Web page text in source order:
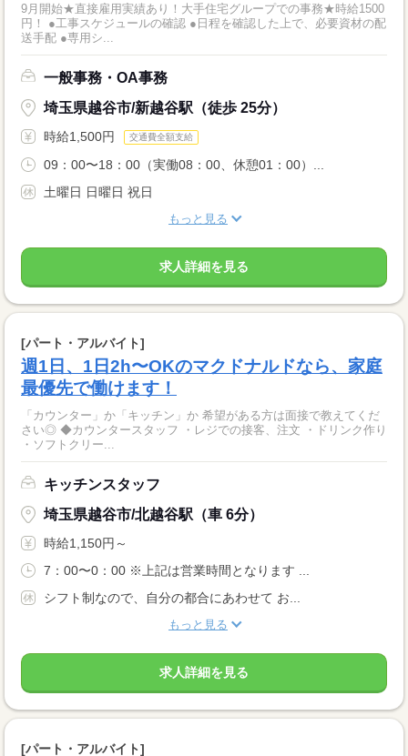
9月開始★直接雇用実績あり！大手住宅グループでの事務★時給1500
円！ ●工事スケジュールの確認 ●日程を確認した上で、必要資材の配
送手配 ●専用シ...
一般事務・OA事務
埼玉県越谷市/新越谷駅（徒歩 25分）
時給1,500円 交通費全額支給
09：00〜18：00（実働08：00、休憩01：00）...
土曜日 日曜日 祝日
もっと見る
求人詳細を見る
[パート・アルバイト]
週1日、1日2h〜OKのマクドナルドなら、家庭
最優先で働けます！
「カウンター」か「キッチン」か 希望がある方は面接で教えてくだ
さい◎ ◆カウンタースタッフ ・レジでの接客、注文 ・ドリンク作り
・ソフトクリー...
キッチンスタッフ
埼玉県越谷市/北越谷駅（車 6分）
時給1,150円～
7：00〜0：00 ※上記は営業時間となります ...
シフト制なので、自分の都合にあわせて お...
もっと見る
求人詳細を見る
[パート・アルバイト]